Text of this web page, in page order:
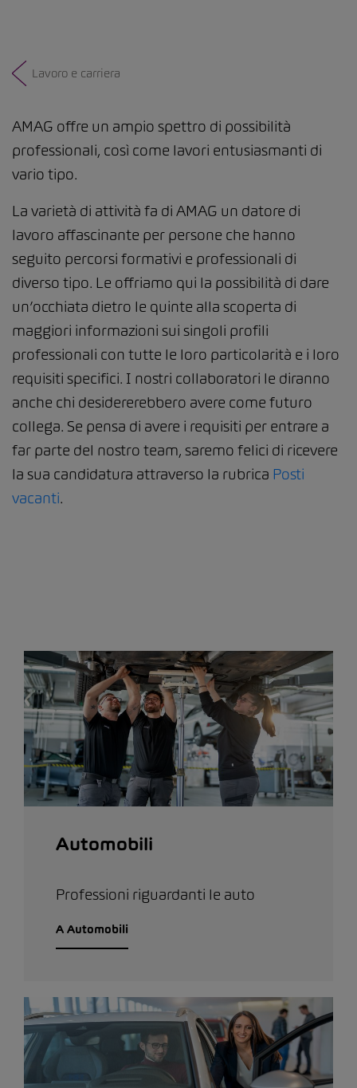
Lavoro e carriera
AMAG offre un ampio spettro di possibilità
professionali, così come lavori entusiasmanti di
vario tipo.
La varietà di attività fa di AMAG un datore di
lavoro affascinante per persone che hanno
seguito percorsi formativi e professionali di
diverso tipo. Le offriamo qui la possibilità di dare
un’occhiata dietro le quinte alla scoperta di
maggiori informazioni sui singoli profili
professionali con tutte le loro particolarità e i loro
requisiti specifici. I nostri collaboratori le diranno
anche chi desidererebbero avere come futuro
collega. Se pensa di avere i requisiti per entrare a
far parte del nostro team, saremo felici di ricevere
la sua candidatura attraverso la rubrica Posti
vacanti.
Automobili
Professioni riguardanti le auto
A Automobili